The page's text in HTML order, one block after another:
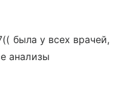
была у всех врачей,
анализы